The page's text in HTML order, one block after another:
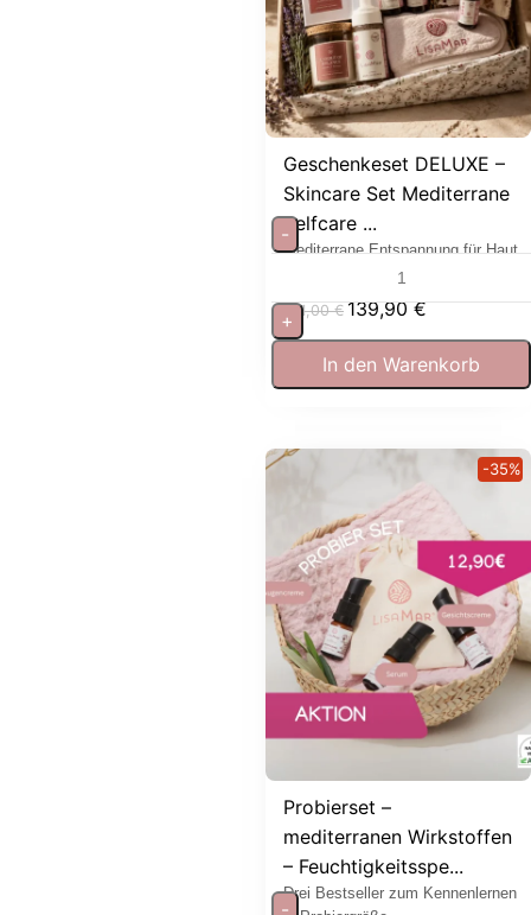
Geschenkeset DELUXE –
Skincare Set Mediterrane
Selfcare ...
Mediterrane Entspannung für Haut
181,00€ 139,90€
-
+
In den Warenkorb
Probierset –
mediterranen Wirkstoffen
– Feuchtigkeitsspe...
Drei Bestseller zum Kennenlernen
-35%
-